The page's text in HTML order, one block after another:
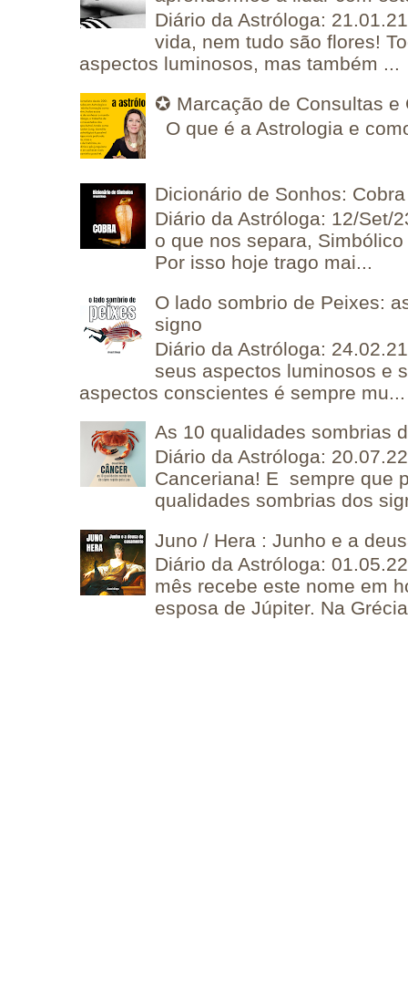
Diário da Astróloga:
vida, nem tudo são flores!
aspectos luminosos, mas também ...
✪ Marcação de Consultas e
O que é a Astrologia e
Dicionário de Sonhos: Cobra
Diário da Astróloga: 12/Set/
o que nos separa,
Por isso hoje trago mai...
O lado sombrio de Peixes:
signo
Diário da Astróloga:
seus aspectos luminosos e
aspectos conscientes é sempre mu...
As 10 qualidades sombrias
Diário da Astróloga:
Canceriana! E sempre que
qualidades sombrias dos
Juno / Hera : Junho e a
Diário da Astróloga:
mês recebe este nome em
esposa de Júpiter. Na